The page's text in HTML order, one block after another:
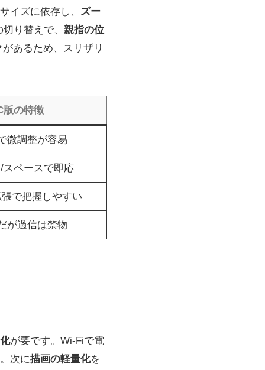
イズに依存し、 ズー
り替えで、 親指の位
があるため、スリザリ
版の特徴
微調整が容易
スペースで即応
で把握しやすい
が過信は禁物
が要です。Wi‑Fiで電
次に描画の軽量化を